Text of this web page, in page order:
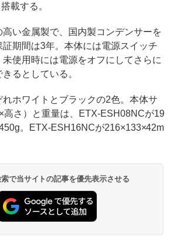
載する。
い金属製で、国内製コンデンサーを
期間は3年。本体には電源スイッチ
未使用時には電源をオフにしてさらに
るとしている。
ホワイトとブラックの2色。本体サ
高さ）と重量は、ETX-ESH08NCが19
。ETX-ESH16NCが216×133×42m
で当サイトの記事を優先表示させる